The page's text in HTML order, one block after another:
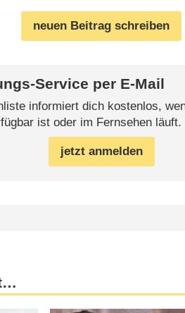
neuen Beitrag schreiben
Service per E-Mail
informiert dich kostenlos,
ist oder im Fernsehen läuft.
jetzt anmelden